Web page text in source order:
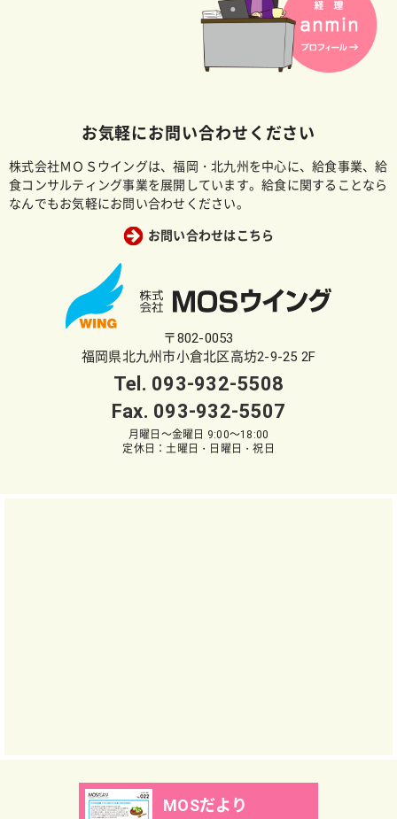
お気軽にお問い合わせください
株式会社ＭＯＳウイングは、福岡・北九州を中心に、給食事業、給
食コンサルティング事業を展開しています。給食に関することなら
なんでもお気軽にお問い合わせください。
お問い合わせはこちら
〒802-0053
福岡県北九州市小倉北区高坊2-9-25 2F
Tel. 093-932-5508
Fax. 093-932-5507
月曜日～金曜日 9:00～18:00
定休日：土曜日・日曜日・祝日
MOSだより